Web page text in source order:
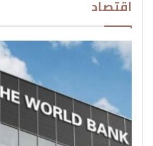
اقتصاد